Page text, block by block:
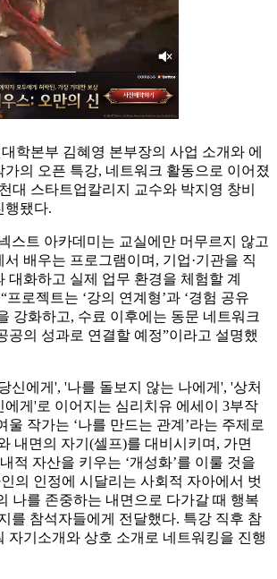
학본부 김혜영 본부장의 사업 소개와 에
의 오픈 특강, 네트워크 활동으로 이어졌
대 스타트업칼리지 교수와 박지영 창비
행됐다.
스트 아카데미는 교실에만 머무르지 않고
배우는 프로그램이며, 기업·기관을 직
대화하고 실제 업무 환경을 체험할 계
프로젝트는 ‘강의 연계형’과 ‘경험 공유
강화하고, 수료 이후에는 동문 네트워크
공의 성과로 연결할 예정”이라고 설명했
신에게', '나를 돌보지 않는 나에게', '상처
에게'로 이어지는 심리치유 에세이 3부작
울 작가는 ‘나를 만드는 관계’라는 주제로
내면의 자기(셀프)를 대비시키며, 가면
적 자산을 키우는 ‘개성화’를 이룰 것을
의 인정에 시달리는 사회적 자아에서 벗
나를 존중하는 내면으로 다가갈 때 행복
를 참석자들에게 전달했다. 특강 직후 참
자기소개와 상호 소개로 네트워킹을 진행